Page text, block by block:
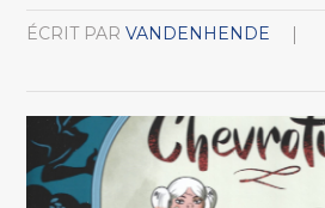
ÉCRIT PAR VANDENHENDE